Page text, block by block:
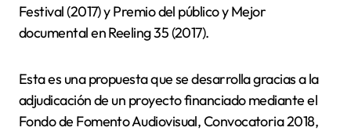
Festival (2017) y Premio del público y Mejor
documental en Reeling 35 (2017).
Esta es una propuesta que se desarrolla gracias a la
adjudicación de un proyecto financiado mediante el
Fondo de Fomento Audiovisual, Convocatoria 2018,